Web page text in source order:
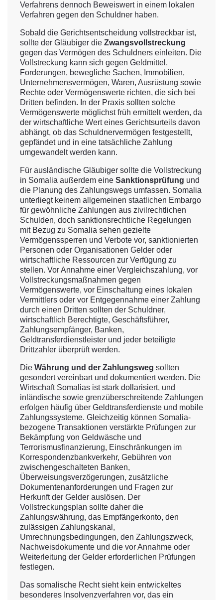
Verfahrens dennoch Beweiswert in einem lokalen
Verfahren gegen den Schuldner haben.
Sobald die Gerichtsentscheidung vollstreckbar ist,
sollte der Gläubiger die Zwangsvollstreckung
gegen das Vermögen des Schuldners einleiten. Die
Vollstreckung kann sich gegen Geldmittel,
Forderungen, bewegliche Sachen, Immobilien,
Unternehmensvermögen, Waren, Ausrüstung sowie
Rechte oder Vermögenswerte richten, die sich bei
Dritten befinden. In der Praxis sollten solche
Vermögenswerte möglichst früh ermittelt werden, da
der wirtschaftliche Wert eines Gerichtsurteils davon
abhängt, ob das Schuldnervermögen festgestellt,
gepfändet und in eine tatsächliche Zahlung
umgewandelt werden kann.
Für ausländische Gläubiger sollte die Vollstreckung
in Somalia außerdem eine Sanktionsprüfung und
die Planung des Zahlungswegs umfassen. Somalia
unterliegt keinem allgemeinen staatlichen Embargo
für gewöhnliche Zahlungen aus zivilrechtlichen
Schulden, doch sanktionsrechtliche Regelungen
mit Bezug zu Somalia sehen gezielte
Vermögenssperren und Verbote vor, sanktionierten
Personen oder Organisationen Gelder oder
wirtschaftliche Ressourcen zur Verfügung zu
stellen. Vor Annahme einer Vergleichszahlung, vor
Vollstreckungsmaßnahmen gegen
Vermögenswerte, vor Einschaltung eines lokalen
Vermittlers oder vor Entgegennahme einer Zahlung
durch einen Dritten sollten der Schuldner,
wirtschaftlich Berechtigte, Geschäftsführer,
Zahlungsempfänger, Banken,
Geldtransferdienstleister und jeder beteiligte
Drittzahler überprüft werden.
Die Währung und der Zahlungsweg sollten
gesondert vereinbart und dokumentiert werden. Die
Wirtschaft Somalias ist stark dollarisiert, und
inländische sowie grenzüberschreitende Zahlungen
erfolgen häufig über Geldtransferdienste und mobile
Zahlungssysteme. Gleichzeitig können Somalia-
bezogene Transaktionen verstärkte Prüfungen zur
Bekämpfung von Geldwäsche und
Terrorismusfinanzierung, Einschränkungen im
Korrespondenzbankverkehr, Gebühren von
zwischengeschalteten Banken,
Überweisungsverzögerungen, zusätzliche
Dokumentenanforderungen und Fragen zur
Herkunft der Gelder auslösen. Der
Vollstreckungsplan sollte daher die
Zahlungswährung, das Empfängerkonto, den
zulässigen Zahlungskanal,
Umrechnungsbedingungen, den Zahlungszweck,
Nachweisdokumente und die vor Annahme oder
Weiterleitung der Gelder erforderlichen Prüfungen
festlegen.
Das somalische Recht sieht kein entwickeltes
besonderes Insolvenzverfahren vor, das ein